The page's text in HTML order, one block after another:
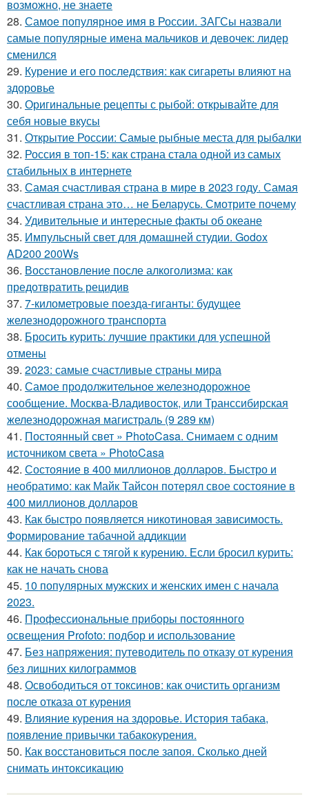
возможно, не знаете
28. Самое популярное имя в России. ЗАГСы назвали
самые популярные имена мальчиков и девочек: лидер
сменился
29. Курение и его последствия: как сигареты влияют на
здоровье
30. Оригинальные рецепты с рыбой: открывайте для
себя новые вкусы
31. Открытие России: Самые рыбные места для рыбалки
32. Россия в топ-15: как страна стала одной из самых
стабильных в интернете
33. Самая счастливая страна в мире в 2023 году. Самая
счастливая страна это… не Беларусь. Смотрите почему
34. Удивительные и интересные факты об океане
35. Импульсный свет для домашней студии. Godox
AD200 200Ws
36. Восстановление после алкоголизма: как
предотвратить рецидив
37. 7-километровые поезда-гиганты: будущее
железнодорожного транспорта
38. Бросить курить: лучшие практики для успешной
отмены
39. 2023: самые счастливые страны мира
40. Самое продолжительное железнодорожное
сообщение. Москва-Владивосток, или Транссибирская
железнодорожная магистраль (9 289 км)
41. Постоянный свет » PhotoCasa. Снимаем с одним
источником света » PhotoCasa
42. Состояние в 400 миллионов долларов. Быстро и
необратимо: как Майк Тайсон потерял свое состояние в
400 миллионов долларов
43. Как быстро появляется никотиновая зависимость.
Формирование табачной аддикции
44. Как бороться с тягой к курению. Если бросил курить:
как не начать снова
45. 10 популярных мужских и женских имен с начала
2023.
46. Профессиональные приборы постоянного
освещения Profoto: подбор и использование
47. Без напряжения: путеводитель по отказу от курения
без лишних килограммов
48. Освободиться от токсинов: как очистить организм
после отказа от курения
49. Влияние курения на здоровье. История табака,
появление привычки табакокурения.
50. Как восстановиться после запоя. Сколько дней
снимать интоксикацию